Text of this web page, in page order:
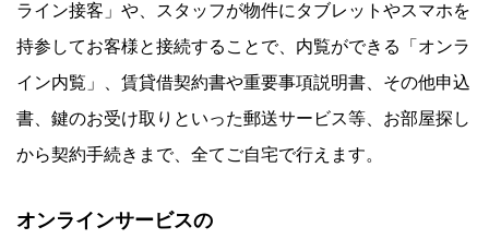
ライン接客」や、スタッフが物件にタブレットやスマホを
持参してお客様と接続することで、内覧ができる「オンラ
イン内覧」、賃貸借契約書や重要事項説明書、その他申込
書、鍵のお受け取りといった郵送サービス等、お部屋探し
から契約手続きまで、全てご自宅で行えます。
オンラインサービスの